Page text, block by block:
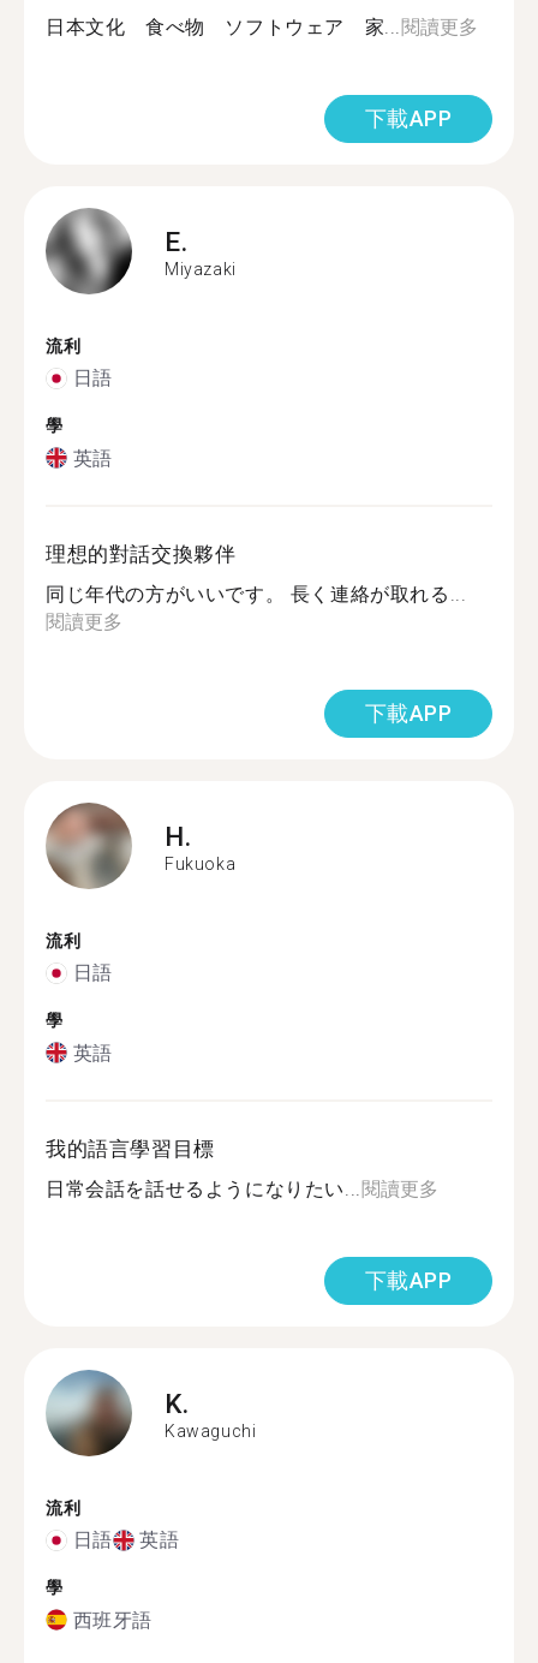
日本文化 食べ物 ソフトウェア 家... 閱讀更多
下載APP
E.
Miyazaki
流利
日語
學
英語
理想的對話交換夥伴
同じ年代の方がいいです。 長く連絡が取れる...
閱讀更多
下載APP
H.
Fukuoka
流利
日語
學
英語
我的語言學習目標
日常会話を話せるようになりたい... 閱讀更多
下載APP
K.
Kawaguchi
流利
日語 英語
學
西班牙語